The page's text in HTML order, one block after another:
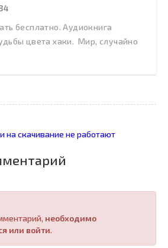
бесплатно. Аудиокнига
цвета хаки. Мир, случайно
на скачивание не работают
необходимо
или войти.